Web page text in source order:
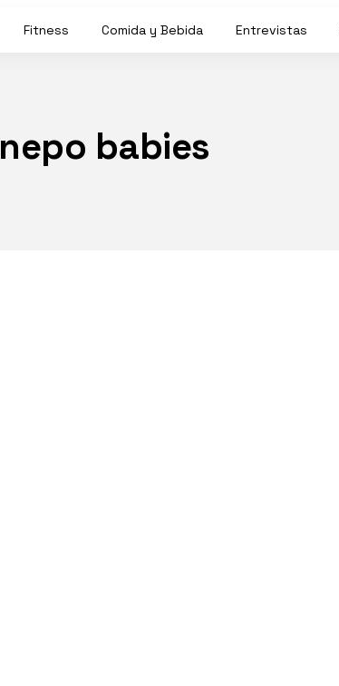
Fitness Comida y Bebida Entrevistas
nepo babies